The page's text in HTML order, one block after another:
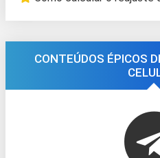
CONTEÚDOS ÉPICOS